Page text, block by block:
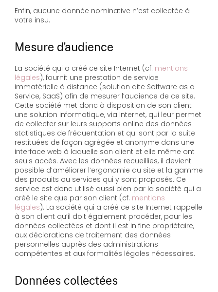
Enfin, aucune donnée nominative n’est collectée à
votre insu.
Mesure d’audience
La société qui a créé ce site Internet (cf. mentions
légales), fournit une prestation de service
immatérielle à distance (solution dite Software as a
Service, SaaS) afin de mesurer l’audience de ce site.
Cette société met donc à disposition de son client
une solution informatique, via Internet, qui leur permet
de collecter sur leurs supports online des données
statistiques de fréquentation et qui sont par la suite
restituées de façon agrégée et anonyme dans une
interface web à laquelle son client et elle même ont
seuls accès. Avec les données recueillies, il devient
possible d’améliorer l’ergonomie du site et la gamme
des produits ou services qui y sont proposés. Ce
service est donc utilisé aussi bien par la société qui a
créé le site que par son client (cf. mentions
légales). La société qui a créé ce site Internet rappelle
à son client qu’il doit également procéder, pour les
données collectées et dont il est in fine propriétaire,
aux déclarations de traitement des données
personnelles auprès des administrations
compétentes et aux formalités légales nécessaires.
Données collectées